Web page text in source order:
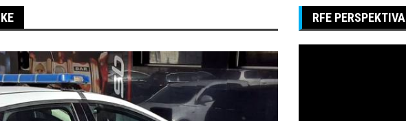
RFE PERSPEKTIVA